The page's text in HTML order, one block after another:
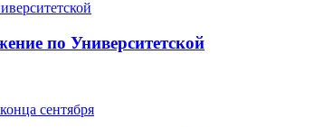
по Университетской